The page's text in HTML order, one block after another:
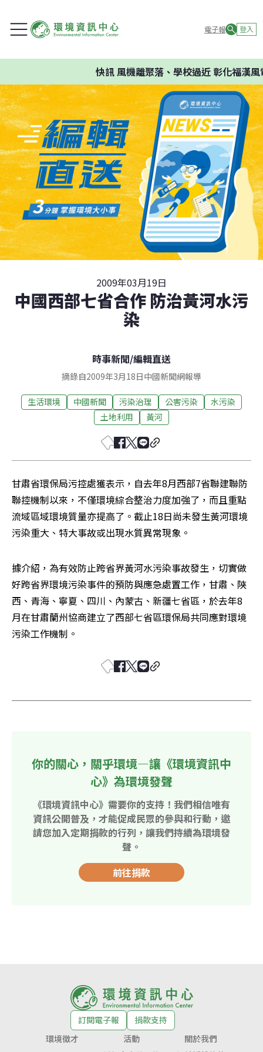
電子報 登入
快訊風機離聚落、學校過近 彰化福漢風
2009年03月19日
中國西部七省合作 防治黃河水污
染
時事新聞/編輯直送
摘錄自2009年3月18日中國新聞網報導
生活環境 中國新聞 污染治理 公害污染
水污染
土地利用
黃河
甘肅省環保局污控處獲表示，自去年8月西部7省聯建聯防
聯控機制以來，不僅環境綜合整治力度加強了，而且重點
流域區域環境質量亦提高了。截止18日尚未發生黃河環境
污染重大、特大事故或出現水質異常現象。
據介紹，為有效防止跨省界黃河水污染事故發生，切實做
好跨省界環境污染事件的預防與應急處置工作，甘肅、陝
西、青海、寧夏、四川、內蒙古、新疆七省區，於去年8
月在甘肅蘭州協商建立了西部七省區環保局共同應對環境
污染工作機制。
你的關心，關乎環境—讓《環境資訊中
心》為環境發聲
《環境資訊中心》需要你的支持！我們相信唯有
資訊公開普及，才能促成民眾的參與和行動，邀
請您加入定期捐款的行列，讓我們持續為環境發
聲。
前往捐款
訂閱電子報
捐款支持
環境徵才
活動
關於我們